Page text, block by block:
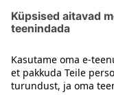
Muud koristusvahendid